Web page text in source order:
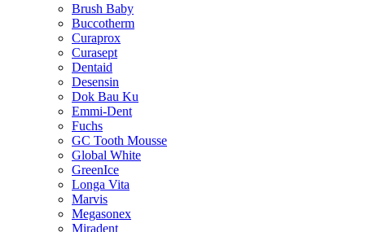
Brush Baby
Buccotherm
Curaprox
Curasept
Dentaid
Desensin
Dok Bau Ku
Emmi-Dent
Fuchs
GC Tooth Mousse
Global White
GreenIce
Longa Vita
Marvis
Megasonex
Miradent